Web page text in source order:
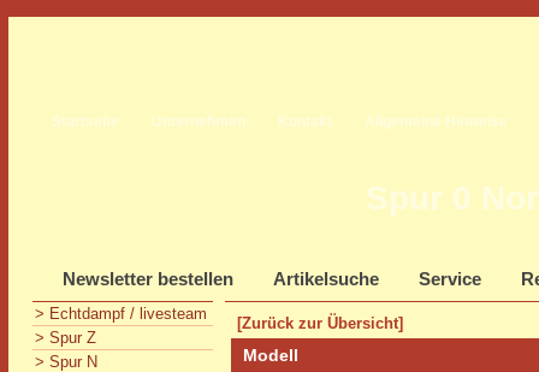
Startseite Unternehmen Kontakt Allgemeine Hinweise
Spur 0
Newsletter bestellen Artikelsuche Service
> Echtdampf / livesteam
> Spur Z
> Spur N
[Zurück zur Übersicht]
Modell